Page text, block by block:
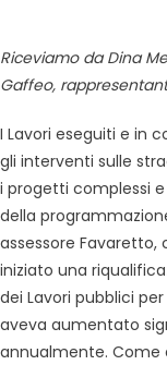
Riceviamo da Dina
Gaffeo,
I Lavori eseguiti e in
gli interventi sulle
i progetti complessi
della
assessore
iniziato una
dei Lavori pubblici
aveva aumentato
annualmente.